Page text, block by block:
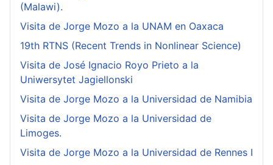
(Malawi).
Visita de Jorge Mozo a la UNAM en Oaxaca
19th RTNS (Recent Trends in Nonlinear Science)
Visita de José Ignacio Royo Prieto a la
Uniwersytet Jagiellonski
Visita de Jorge Mozo a la Universidad de Namibia
Visita de Jorge Mozo a la Universidad de
Limoges.
Visita de Jorge Mozo a la Universidad de Rennes I